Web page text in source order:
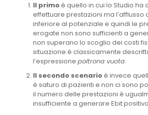
Il primoè quello in cui lo Studio ha
effettuare prestazioni ma l’afflusso
inferiore al potenziale e quindi le
erogate non sono sufficienti a
non superano lo scoglio dei costi
situazione è classicamente
l’espressione poltrona vuota.
Il secondo scenarioè invece
è saturo di pazienti e non ci sono
il numero delle prestazioni è
insufficiente a generare Ebit